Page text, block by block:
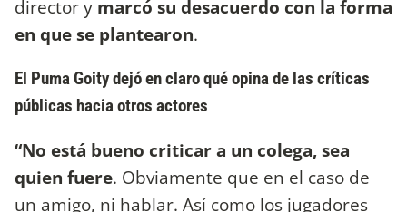
director y marcó su desacuerdo con la forma
en que se plantearon.
El Puma Goity dejó en claro qué opina de las críticas
públicas hacia otros actores
“No está bueno criticar a un colega, sea
quien fuere. Obviamente que en el caso de
un amigo, ni hablar. Así como los jugadores